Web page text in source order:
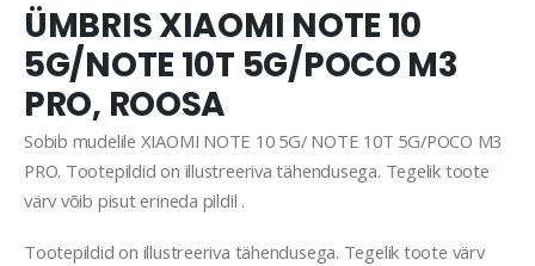
ÜMBRIS XIAOMI NOTE 10
5G/NOTE 10T 5G/POCO M3
PRO, ROOSA
Sobib mudelile XIAOMI NOTE 10 5G/ NOTE 10T 5G/POCO M3
PRO. Tootepildid on illustreeriva tähendusega. Tegelik toote
värv võib pisut erineda pildil .
Tootepildid on illustreeriva tähendusega. Tegelik toote värv